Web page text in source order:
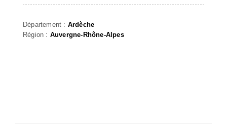
Département : Ardèche
Région : Auvergne-Rhône-Alpes